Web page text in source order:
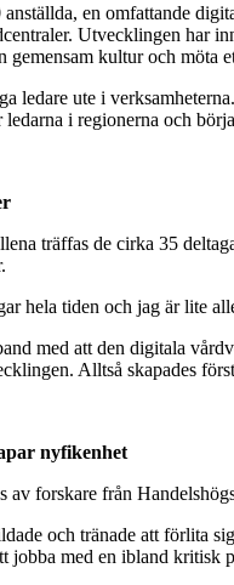
en omfattande
Utvecklingen har
gemensam kultur och möta
ledare ute i
i regionerna och
träffas de cirka 35
hela tiden och jag är lite
med att den digitala
Alltså skapades
nyfikenhet
av forskare från
och tränade att förlita
jobba med en ibland